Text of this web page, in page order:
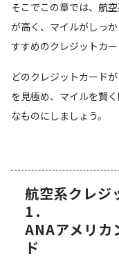
そこでこの章では、航
が高く、マイルがしっ
すすめのクレジットカ
どのクレジットカード
を見極め、マイルを賢
なものにしましょう。
航空系クレジ
1．
ANAアメリカ
ド